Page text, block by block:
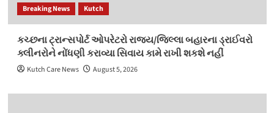
Breaking News Kutch
કચ્‍છના ટ્રાન્‍સપોર્ટ ઓપરેટરો રાજ્ય/જિલ્‍લા બહારના ડ્રાઈવરો
ક્લીનરોને નોંધણી કરાવ્‍યા સિવાય કામે રાખી શકશે નહીં
Kutch Care News August 5, 2026